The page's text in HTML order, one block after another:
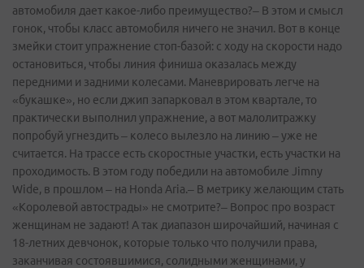
автомобиля дает какое­-либо преимущество?– В этом и смысл
гонок, чтобы класс автомобиля ничего не значил. Вот в конце
змейки стоит упражнение стоп-базой: с ходу на скорости надо
остановиться, чтобы линия финиша оказалась между
передними и задними колесами. Маневрировать легче на
«букашке», но если джип запарковал в этом квартале, то
практически выполнил упражнение, а вот малолитражку
попробуй угнездить – колесо вылезло на линию – уже не
считается. На трассе есть скоростные участки, есть участки на
проходимость. В этом году победили на автомобиле Jimny
Wide, в прошлом – на Honda Aria.– В метрику желающим стать
«Королевой автострады» не смотрите?– Вопрос про возраст
женщинам не задают! А так диапазон широчайший, начиная с
18-летних девчонок, которые только что получили права,
заканчивая состоявшимися, солидными женщинами, у